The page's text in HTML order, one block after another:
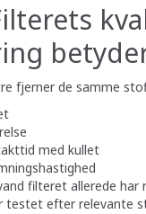
fjerner de samme
med kullet
filteret allerede har
testet efter relevante